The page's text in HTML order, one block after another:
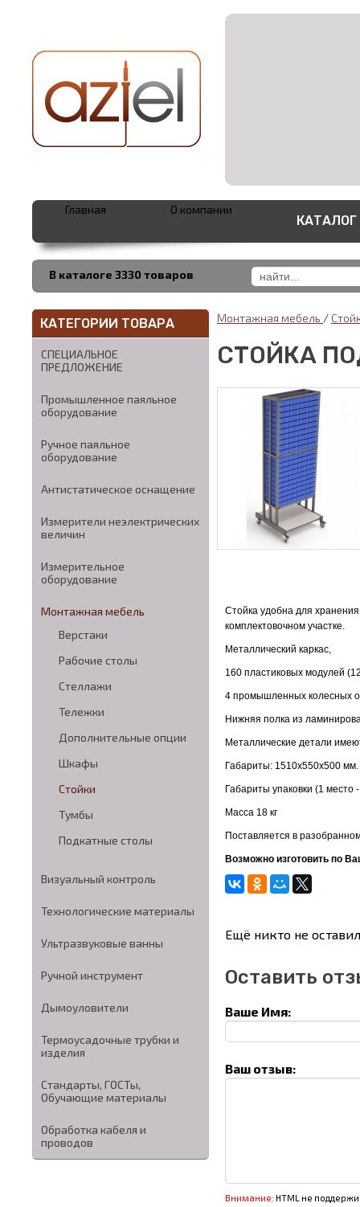
В каталоге 3330 товаров
Главная О компании
КАТАЛОГ
КАТЕГОРИИ ТОВАРА
СПЕЦИАЛЬНОЕ
ПРЕДЛОЖЕНИЕ
Промышленное паяльное
оборудование
Ручное паяльное
оборудование
Антистатическое оснащение
Измерители неэлектрических
величин
Измерительное
оборудование
Монтажная мебель
Верстаки
Рабочие столы
Стеллажи
Тележки
Дополнительные опции
Шкафы
Стойки
Тумбы
Подкатные столы
Визуальный контроль
Технологические материалы
Ультразвуковые ванны
Ручной инструмент
Дымоуловители
Термоусадочные трубки и
изделия
Стандарты, ГОСТы,
Обучающие материалы
Обработка кабеля и
проводов
Монтажная мебель /
СТОЙКА
Стойка удобна для
комплектовочном участке.
Металлический каркас,
160 пластиковых модулей
4 промышленных колесных
Нижняя полка из
Металлические детали
Габариты: 1510х550х500 мм.
Габариты упаковки (1
Масса 18 кг
Поставляется в
Возможно изготовить по
Ещё никто не
Оставить
Ваше Имя:
Ваш отзыв:
Внимание: HTML не